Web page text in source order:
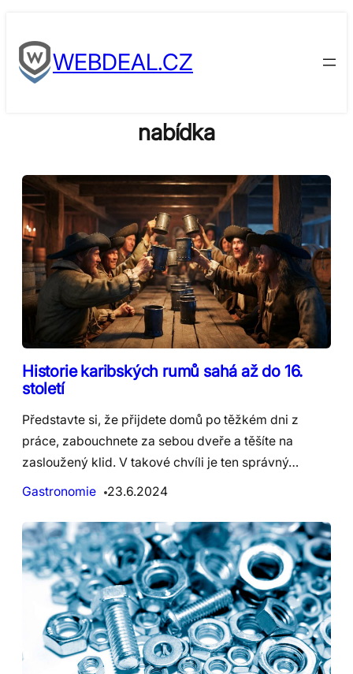
to
contentWEBDEAL.CZ
nabídka
Historie karibských rumů sahá až do 16.
století
Představte si, že přijdete domů po těžkém dni z
práce, zabouchnete za sebou dveře a těšíte na
zasloužený klid. V takové chvíli je ten správný…
Gastronomie
23.6.2024